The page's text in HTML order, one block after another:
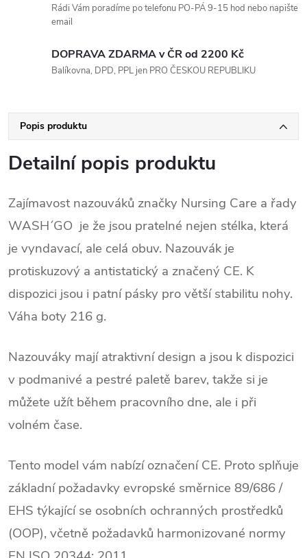
Rádi Vám poradíme po telefonu PO-PÁ 9-15 hod nebo napište
email
DOPRAVA ZDARMA v ČR od 2200 Kč
Balíkovna, DPD, PPL jen PRO ČESKOU REPUBLIKU
Popis produktu
Detailní popis produktu
Zajímavost nazouváků značky Nursing Care a řady
WASH´GO je že jsou pratelné nejen stélka, která
je vyndavací, ale celá obuv. Nazouvák je
protiskuzový a antistatický a značený CE. K
dispozici jsou i patní pásky pro větší stabilitu nohy.
Váha boty 216 g.
Nazouváky mají atraktivní design a jsou k dispozici
v podmanivé a pestré paletě barev, takže si je
můžete užít během pracovního dne, ale i při
volném čase.
Tento model vám nabízí označení CE. Proto splňuje
základní požadavky evropské směrnice 89/686 /
EHS týkající se osobních ochranných prostředků
(OOP), včetně požadavků harmonizované normy